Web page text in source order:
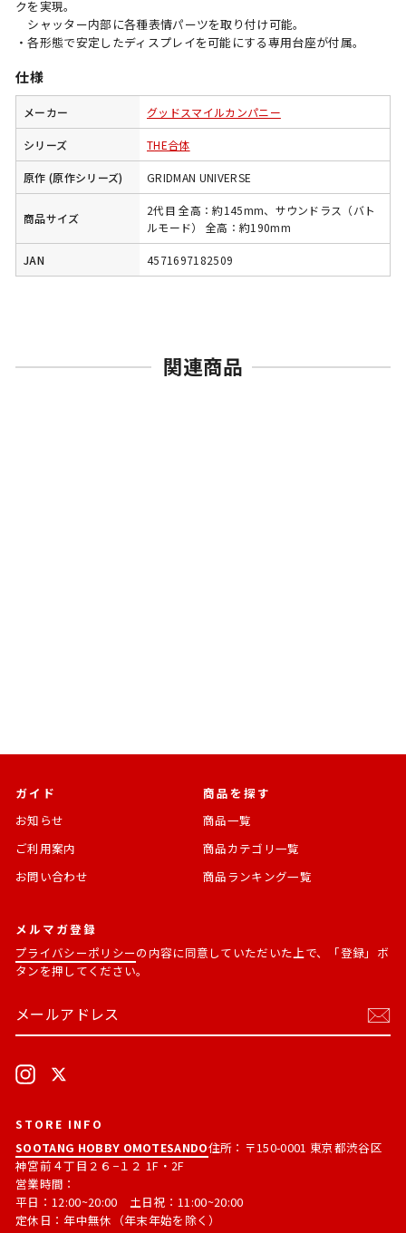
クを実現。
シャッター内部に各種表情パーツを取り付け可能。
・各形態で安定したディスプレイを可能にする専用台座が付属。
仕様
メーカー グッドスマイルカンパニー
シリーズ THE合体
原作 (原作シリーズ) GRIDMAN UNIVERSE
商品サイズ
2代目 全高：約145mm、サウンドラス（バト
ルモード） 全高：約190mm
JAN 4571697182509
関連商品
ガイド
お知らせ
ご利用案内
お問い合わせ
商品を探す
商品一覧
商品カテゴリ一覧
商品ランキング一覧
メルマガ登録
プライバシーポリシーの内容に同意していただいた上で、「登録」ボ
タンを押してください。
ー
レ
ス
読
Instagram
STORE INFO
SOOTANG HOBBY OMOTESANDO住所：〒150-0001 東京都渋谷区
神宮前４丁目２６−１２ 1F・2F
営業時間：
平日：12:00~20:00 土日祝：11:00~20:00
定休日：年中無休（年末年始を除く）